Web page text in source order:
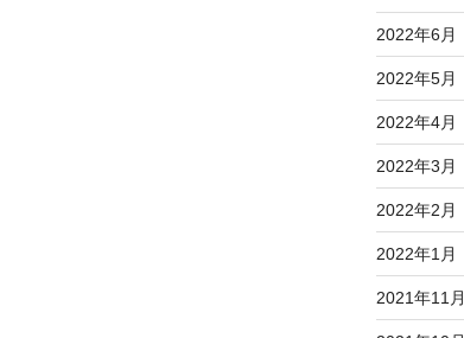
2022年6月
2022年5月
2022年4月
2022年3月
2022年2月
2022年1月
2021年11月